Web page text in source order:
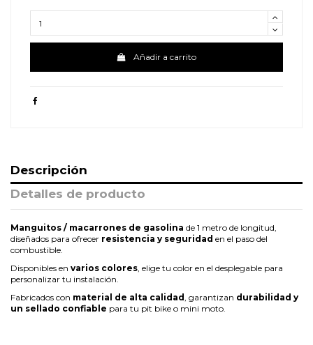
Añadir a carrito
Descripción
Detalles de producto
Manguitos / macarrones de gasolina de 1 metro de longitud,
diseñados para ofrecer resistencia y seguridad en el paso del
combustible.
Disponibles en varios colores, elige tu color en el desplegable para
personalizar tu instalación.
Fabricados con material de alta calidad , garantizan durabilidad y
un sellado confiable para tu pit bike o mini moto.